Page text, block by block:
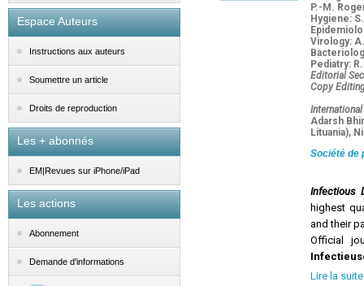
Espace Auteurs
Instructions aux auteurs
Soumettre un article
Droits de reproduction
Les + abonnés
EM|Revues sur iPhone/iPad
Les actions
Abonnement
Demande d'informations
P.-M.
Hygiene:
Virology:
Pediatry:
Editorial
Copy
Adarsh
Lituania),
Société de
Infectious
highest
and their
Official
various
Lire la suite